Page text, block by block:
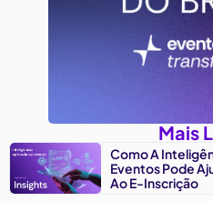
Mais
Como A
Eventos Pode
Ao E-Inscrição